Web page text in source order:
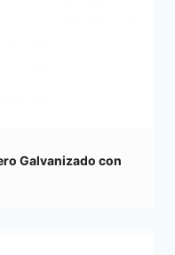
Galvanizado con